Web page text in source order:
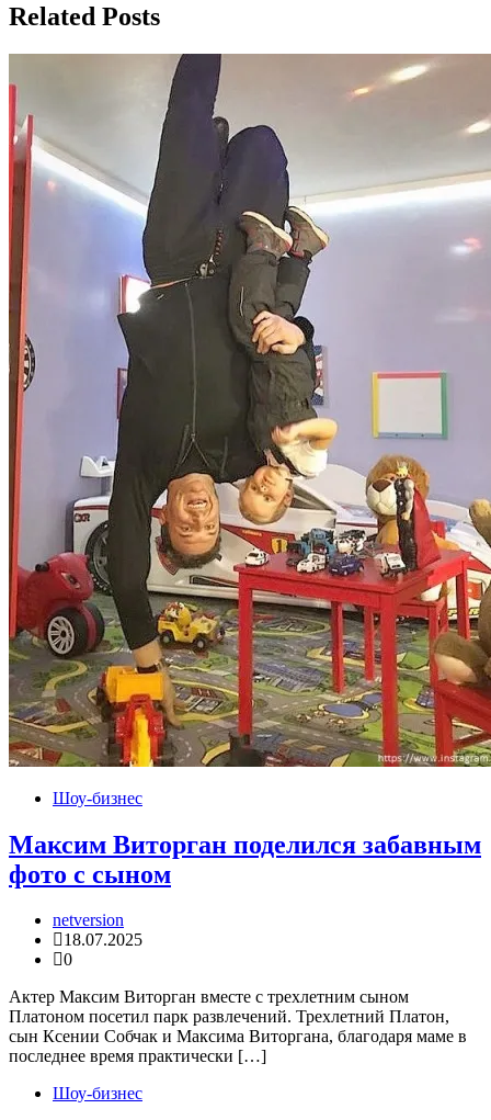
Related Posts
Шоу-бизнес
Максим Виторган поделился забавным
фото с сыном
netversion
18.07.2025
0
Актер Максим Виторган вместе с трехлетним сыном
Платоном посетил парк развлечений. Трехлетний Платон,
сын Ксении Собчак и Максима Виторгана, благодаря маме в
последнее время практически […]
Шоу-бизнес